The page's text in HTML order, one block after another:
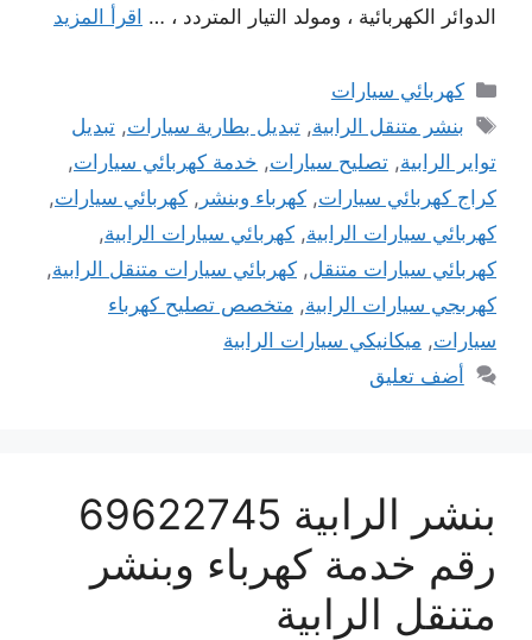
الدوائر الكهربائية ، ومولد التيار المتردد ، … اقرأ المزيد
التصنيفات
كهربائي سيارات
الوسوم
بنشر متنقل الرابية,تبديل بطارية سيارات,تبديل
تواير الرابية, تصليح سيارات, خدمة كهربائي سيارات,
كراج كهربائي سيارات, كهرباء وبنشر , كهربائي سيارات,
كهربائي سيارات الرابية, كهربائي سيارات الرابية,
كهربائي سيارات متنقل, كهربائي سيارات متنقل الرابية,
كهربجي سيارات الرابية, متخصص تصليح كهرباء
سيارات, ميكانيكي سيارات الرابية
أضف تعليق
بنشر الرابية 69622745
رقم خدمة كهرباء وبنشر
متنقل الرابية